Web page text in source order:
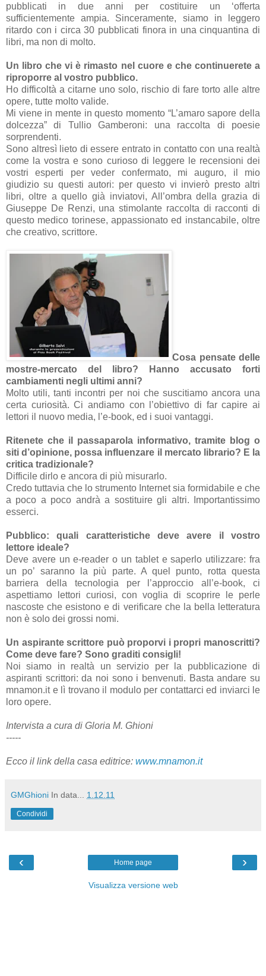
pubblicati in due anni per costituire un ‘offerta
sufficientemente ampia. Sinceramente, siamo in leggero
ritardo con i circa 30 pubblicati finora in una cinquantina di
libri, ma non di molto.
Un libro che vi è rimasto nel cuore e che continuerete a
riproporre al vostro pubblico.
Ho difficoltà a citarne uno solo, rischio di fare torto alle altre
opere, tutte molto valide.
Mi viene in mente in questo momento “L’amaro sapore della
dolcezza” di Tullio Gamberoni: una raccolta di poesie
sorprendenti.
Sono altresì lieto di essere entrato in contatto con una realtà
come la vostra e sono curioso di leggere le recensioni dei
vostri esperti per veder confermato, mi auguro, il mio
giudizio su questi autori: per questo vi invierò presto altri
libri, oltre a quello già inviatovi, All’ombra della grazia di
Giuseppe De Renzi, una stimolante raccolta di racconti di
questo medico torinese, appassionato ed instancabile, oltre
che creativo, scrittore.
Cosa pensate delle
mostre-mercato del libro? Hanno accusato forti
cambiamenti negli ultimi anni?
Molto utili, tanti incontri per noi che suscitiamo ancora una
certa curiosità. Ci andiamo con l’obiettivo di far capire ai
lettori il nuovo media, l’e-book, ed i suoi vantaggi.
Ritenete che il passaparola informativo, tramite blog o
siti d’opinione, possa influenzare il mercato librario? E la
critica tradizionale?
Difficile dirlo e ancora di più misurarlo.
Credo tuttavia che lo strumento Internet sia formidabile e che
a poco a poco andrà a sostituire gli altri. Importantissimo
esserci.
Pubblico: quali caratteristiche deve avere il vostro
lettore ideale?
Deve avere un e-reader o un tablet e saperlo utilizzare: fra
un po’ saranno la più parte. A quel punto, rotta questa
barriera della tecnologia per l’approccio all’e-book, ci
aspettiamo lettori curiosi, con voglia di scoprire le perle
nascoste che esistono e di verificare che la bella letteratura
non è solo dei grossi nomi.
Un aspirante scrittore può proporvi i propri manoscritti?
Come deve fare? Sono graditi consigli!
Noi siamo in realtà un servizio per la pubblicazione di
aspiranti scrittori: da noi sono i benvenuti. Basta andare su
mnamon.it e lì trovano il modulo per contattarci ed inviarci le
loro opere.
Intervista a cura di Gloria M. Ghioni
-----
Ecco il link della casa editrice: www.mnamon.it
GMGhioni In data... 1.12.11
Condividi
‹ ›
Home page
Visualizza versione web